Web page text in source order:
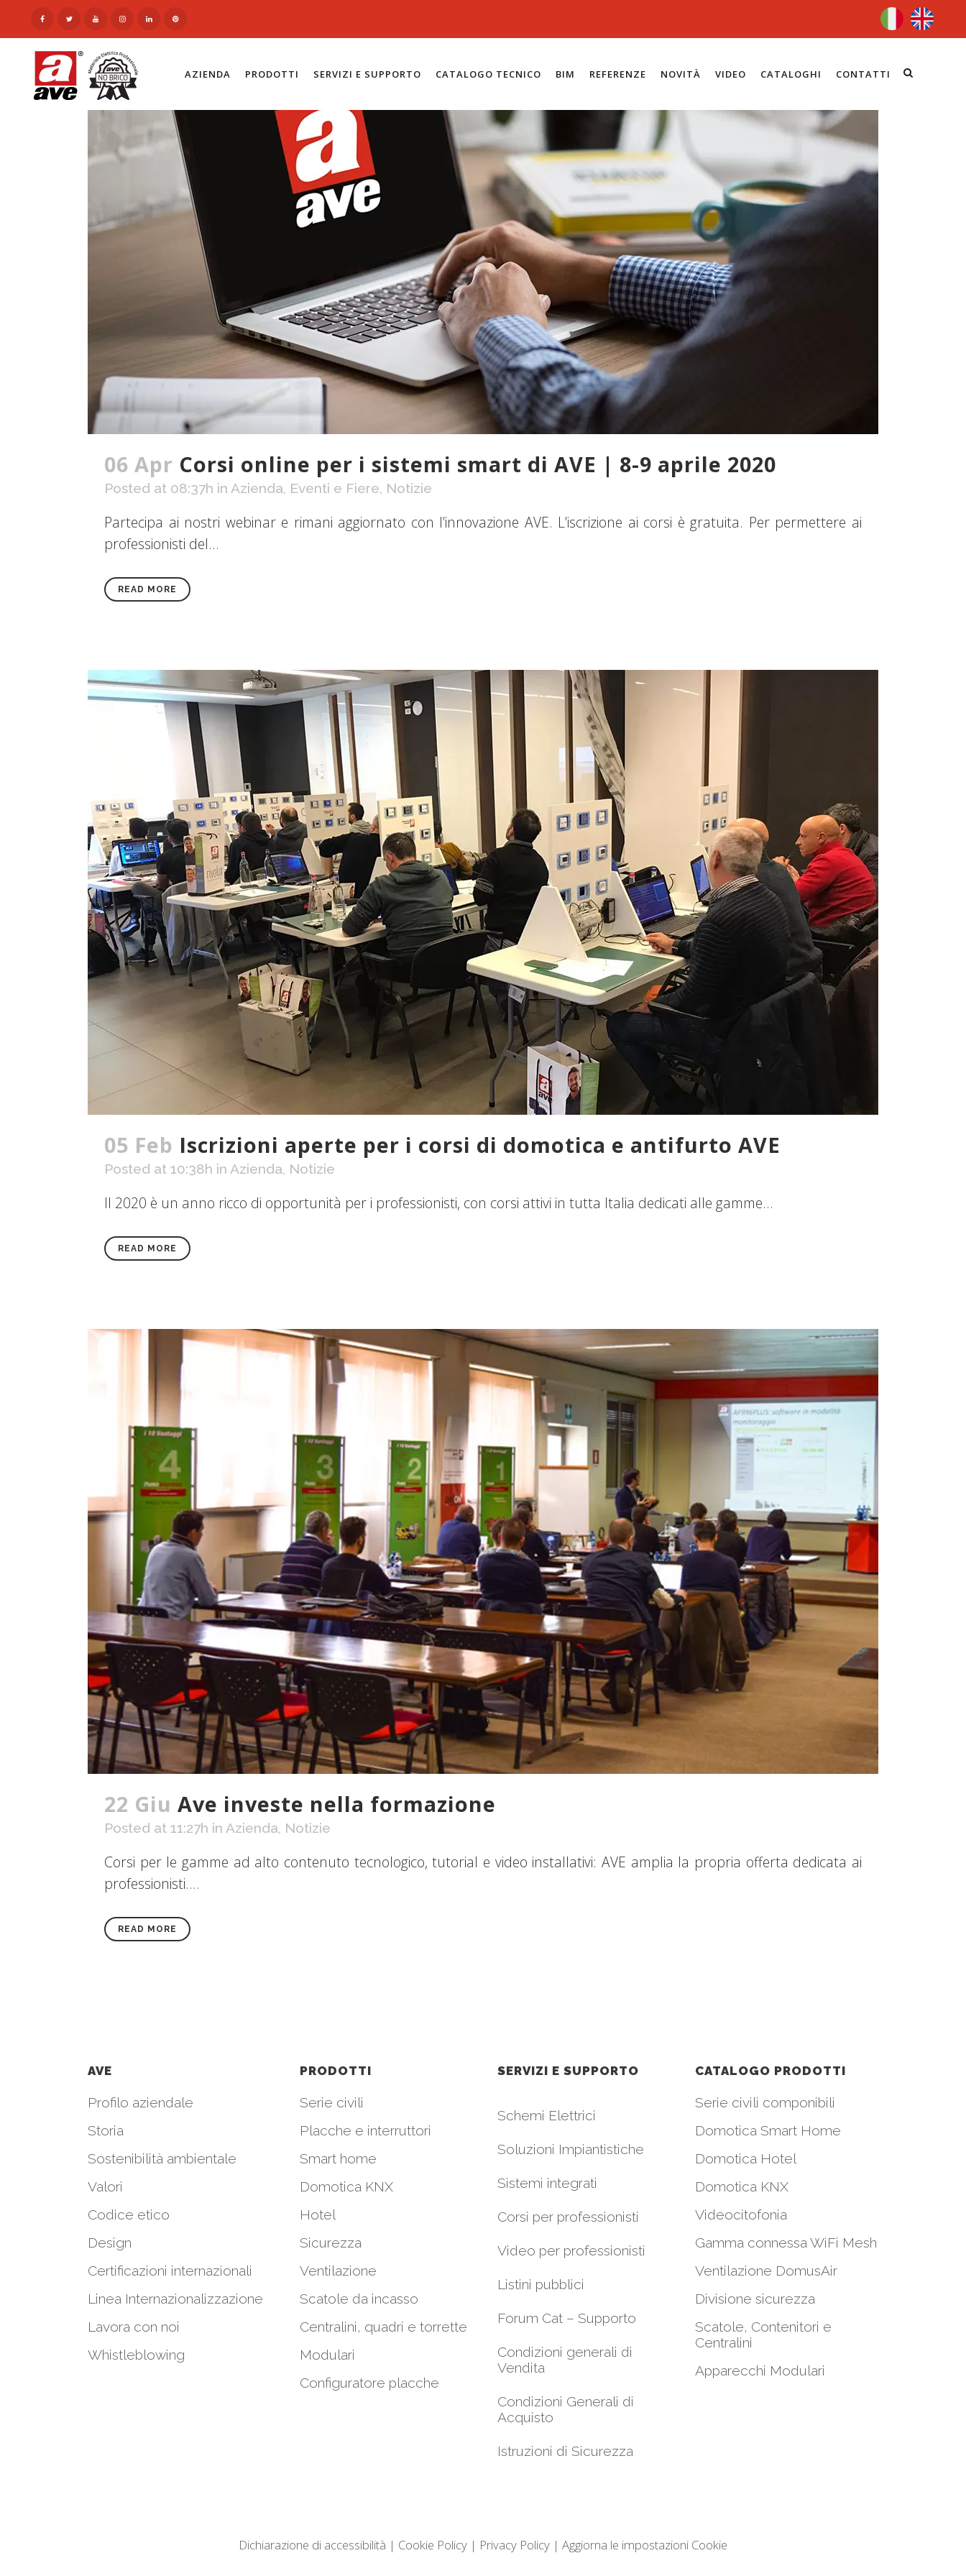
AZIENDA PRODOTTI SERVIZI E SUPPORTO CATALOGO TECNICO BIM REFERENZE NOVITÀ VIDEO CATALOGHI CONTATTI
06 Apr Corsi online per i sistemi smart di AVE | 8-9 aprile 2020
Posted at 08:37h in Azienda, Eventi e Fiere, Notizie
Partecipa ai nostri webinar e rimani aggiornato con l’innovazione AVE. L’iscrizione ai corsi è gratuita. Per permettere ai
professionisti del...
READ MORE
05 Feb Iscrizioni aperte per i corsi di domotica e antifurto AVE
Posted at 10:38h in Azienda, Notizie
Il 2020 è un anno ricco di opportunità per i professionisti, con corsi attivi in tutta Italia dedicati alle gamme...
READ MORE
22 Giu Ave investe nella formazione
Posted at 11:27h in Azienda, Notizie
Corsi per le gamme ad alto contenuto tecnologico, tutorial e video installativi: AVE amplia la propria offerta dedicata ai
professionisti....
READ MORE
AVE
Profilo aziendale
Storia
Sostenibilità ambientale
Valori
Codice etico
Design
Certificazioni internazionali
Linea Internazionalizzazione
Lavora con noi
Whistleblowing
PRODOTTI
Serie civili
Placche e interruttori
Smart home
Domotica KNX
Hotel
Sicurezza
Ventilazione
Scatole da incasso
Centralini, quadri e torrette
Modulari
Configuratore placche
SERVIZI E SUPPORTO
Schemi Elettrici
Soluzioni Impiantistiche
Sistemi integrati
Corsi per professionisti
Video per professionisti
Listini pubblici
Forum Cat – Supporto
Condizioni generali di
Vendita
Condizioni Generali di
Acquisto
Istruzioni di Sicurezza
CATALOGO PRODOTTI
Serie civili componibili
Domotica Smart Home
Domotica Hotel
Domotica KNX
Videocitofonia
Gamma connessa WiFi Mesh
Ventilazione DomusAir
Divisione sicurezza
Scatole, Contenitori e
Centralini
Apparecchi Modulari
Dichiarazione di accessibilità | Cookie Policy | Privacy Policy | Aggiorna le impostazioni Cookie